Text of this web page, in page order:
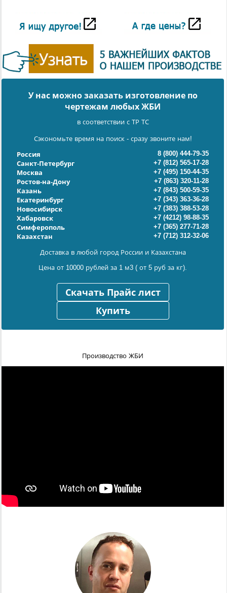
У нас можно заказать изготовление по
чертежам любых ЖБИ
в соответствии с ТР ТС
Сэкономьте время на поиск - сразу звоните нам!
Россия
8 (800) 444-79-35
Санкт-Петербург
+7 (812) 565-17-28
Москва
+7 (495) 150-44-35
Ростов-на-Дону
+7 (863) 320-11-28
Казань
+7 (843) 500-59-35
Екатеринбург
+7 (343) 363-36-28
Новосибирск
+7 (383) 388-53-28
Хабаровск
+7 (4212) 98-88-35
Симферополь
+7 (365) 277-71-28
Казахстан
+7 (712) 312-32-06
Доставка в любой город России и Казахстана
Цена от 10000 рублей за 1 м3 ( от 5 руб за кг).
Скачать Прайс лист
Купить
Производство ЖБИ